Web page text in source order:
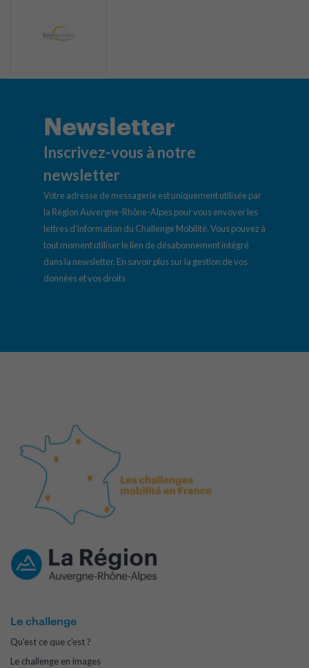
Newsletter
Inscrivez-vous à notre
newsletter
Votre adresse de messagerie est uniquement utilisée par
la Région Auvergne-Rhône-Alpes pour vous envoyer les
lettres d’information du Challenge Mobilité. Vous pouvez à
tout moment utiliser le lien de désabonnement intégré
dans la newsletter. En savoir plus sur la gestion de vos
données et vos droits
Le challenge
Qu'est ce que c'est ?
Le challenge en images